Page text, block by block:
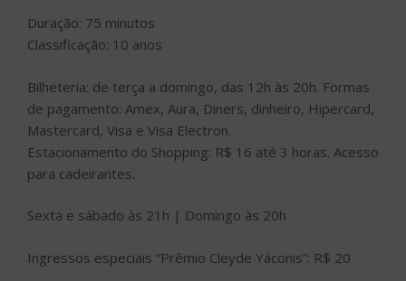
Duração: 75 minutos
Classificação: 10 anos
Bilheteria: de terça a domingo, das 12h às 20h. Formas
de pagamento: Amex, Aura, Diners, dinheiro, Hipercard,
Mastercard, Visa e Visa Electron.
Estacionamento do Shopping: R$ 16 até 3 horas. Acesso
para cadeirantes.
Sexta e sábado às 21h | Domingo às 20h
Ingressos especiais “Prêmio Cleyde Yáconis”: R$ 20